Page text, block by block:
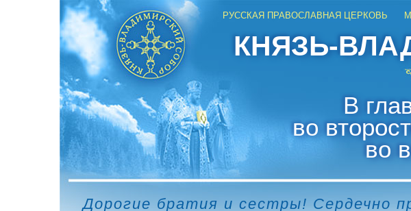
РУССКАЯ ПРАВОСЛАВНАЯ ЦЕРКОВЬ
КНЯЗЬ-
В
во
во
Дорогие братия и сестры! Сердечно